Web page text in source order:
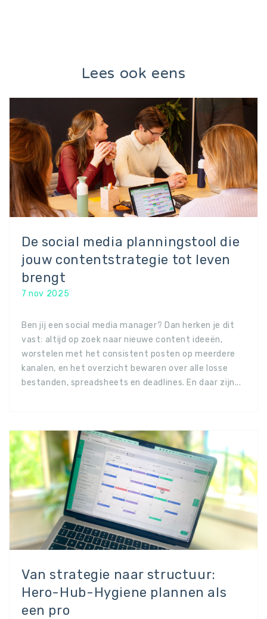
Lees ook eens
De social media planningstool die
jouw contentstrategie tot leven
brengt
7 nov 2025
Ben jij een social media manager? Dan herken je dit
vast: altijd op zoek naar nieuwe content ideeën,
worstelen met het consistent posten op meerdere
kanalen, en het overzicht bewaren over alle losse
bestanden, spreadsheets en deadlines. En daar zijn...
Van strategie naar structuur:
Hero-Hub-Hygiene plannen als
een pro